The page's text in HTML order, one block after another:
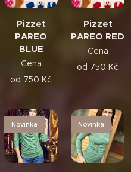
Pizzet
PAREO
BLUE
Cena
od 750 Kč
Pizzet
PAREO RED
Cena
od 750 Kč
Novinka Novinka